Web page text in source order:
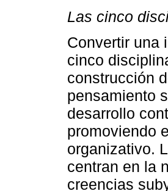
Las cinco
Convertir una
cinco
construcción
pensamiento
desarrollo
promoviendo
organizativo.
centran en la
creencias